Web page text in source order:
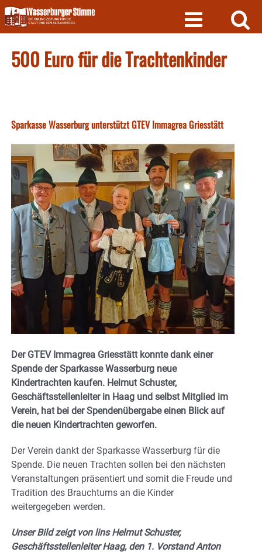
Skip
to
content
500 Euro für die Trachtenkinder
Sparkasse Wasserburg unterstützt GTEV Immagrea Griesstätt
Der GTEV Immagrea Griesstätt konnte dank einer
Spende der Sparkasse Wasserburg neue
Kindertrachten kaufen. Helmut Schuster,
Geschäftsstellenleiter in Haag und selbst Mitglied im
Verein, hat bei der Spendenübergabe einen Blick auf
die neuen Kindertrachten geworfen.
Der Verein dankt der Sparkasse Wasserburg für die
Spende. Die neuen Trachten sollen bei den nächsten
Veranstaltungen präsentiert und somit die Freude und
Tradition des Brauchtums an die Kinder
weitergegeben werden.
Unser Bild zeigt von lins Helmut Schuster,
Geschäftsstellenleiter Haag, den 1. Vorstand Anton